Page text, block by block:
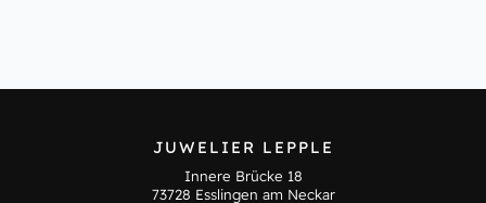
JUWELIER LEPPLE
Innere Brücke 18
73728 Esslingen am Neckar